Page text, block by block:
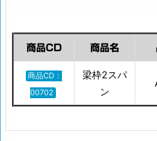
商品CD 商品名
商品CD：
00702
梁枠2スパ
ン